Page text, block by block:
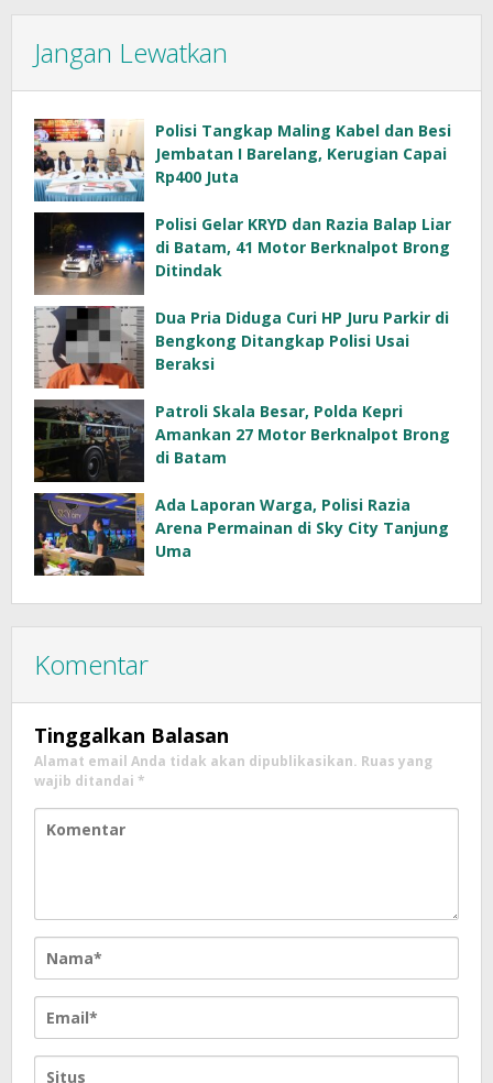
Jangan Lewatkan
Polisi Tangkap Maling Kabel dan Besi
Jembatan I Barelang, Kerugian Capai
Rp400 Juta
Polisi Gelar KRYD dan Razia Balap Liar
di Batam, 41 Motor Berknalpot Brong
Ditindak
Dua Pria Diduga Curi HP Juru Parkir di
Bengkong Ditangkap Polisi Usai
Beraksi
Patroli Skala Besar, Polda Kepri
Amankan 27 Motor Berknalpot Brong
di Batam
Ada Laporan Warga, Polisi Razia
Arena Permainan di Sky City Tanjung
Uma
Komentar
Tinggalkan Balasan
Alamat email Anda tidak akan dipublikasikan. Ruas yang
wajib ditandai *